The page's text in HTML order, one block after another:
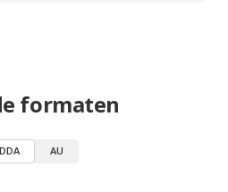
formaten
AU